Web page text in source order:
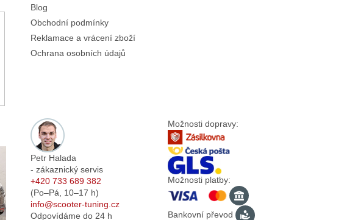
Blog
Obchodní podmínky
Reklamace a vrácení zboží
Ochrana osobních údajů
Petr Halada
- zákaznický servis
+420 733 689 382
(Po–Pá, 10–17 h)
info@scooter-tuning.cz
Odpovídáme do 24 h
Možnosti dopravy:
Možnosti platby:
Bankovní převod